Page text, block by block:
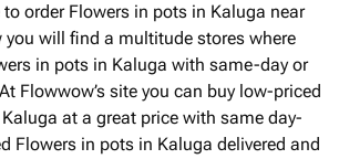
order Flowers in pots in Kaluga near
you will find a multitude stores where
in pots in Kaluga with same-day or
Flowwow’s site you can buy low-priced
at a great price with same day-
Flowers in pots in Kaluga delivered and